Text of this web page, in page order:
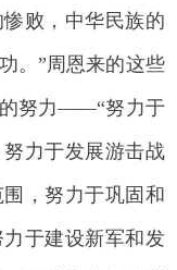
败，中华民族的
。”周恩来的这些
的努力——“努力于
力于发展游击战
，努力于巩固和
于建设新军和发